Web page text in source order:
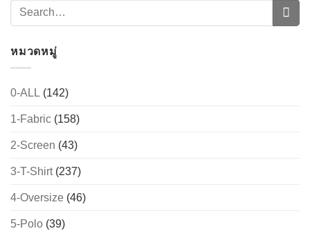
หมวดหมู่
0-ALL (142)
1-Fabric (158)
2-Screen (43)
3-T-Shirt(237)
4-Oversize (46)
5-Polo (39)